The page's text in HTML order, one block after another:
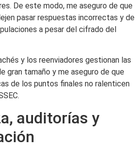
De este modo, me aseguro de que
pasar respuestas incorrectas y de
a pesar del cifrado del
y los reenviadores gestionan las
gran tamaño y me aseguro de que
de los puntos finales no ralenticen
auditorías y